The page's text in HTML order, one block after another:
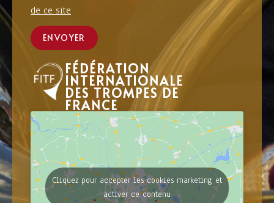
de ce site
ENVOYER
FÉDÉRATION
INTERNATIONALE
DES TROMPES DE
FRANCE
Cliquez pour accepter les cookies marketing et
activer ce contenu